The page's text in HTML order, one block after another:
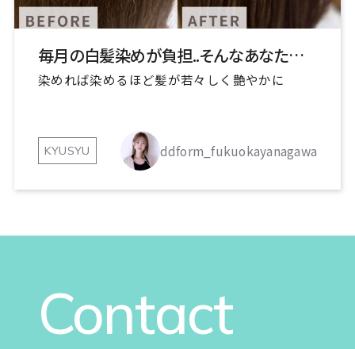
毎月の白髪染めが負担..そんなあなたに新しい選択肢を
染めれば染めるほど髪が若々しく艶やかに
KYUSYU ddform_fukuokayanagawa
Contact